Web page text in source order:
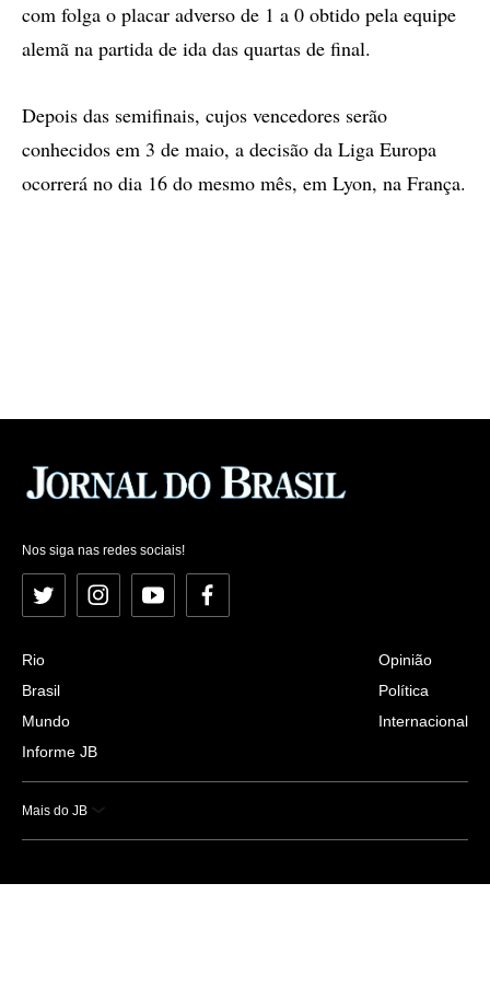
com folga o placar adverso de 1 a 0 obtido pela equipe
alemã na partida de ida das quartas de final.
Depois das semifinais, cujos vencedores serão
conhecidos em 3 de maio, a decisão da Liga Europa
ocorrerá no dia 16 do mesmo mês, em Lyon, na França.
Nos siga nas redes sociais!
Twitter InstagramYouTubeFacebook
Rio
Brasil
Mundo
Informe JB
Opinião
Política
Internacional
Mais do JB
Esportes